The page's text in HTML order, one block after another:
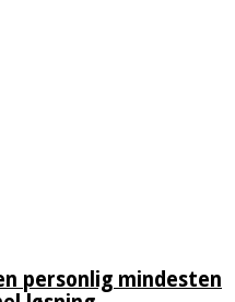
personlig mindesten